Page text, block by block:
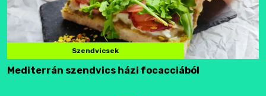
Szendvicsek
Mediterrán szendvics házi focacciából